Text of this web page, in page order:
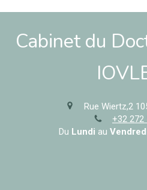
Cabinet du
Rue Wiertz,2
+32 272
Du Lundi au